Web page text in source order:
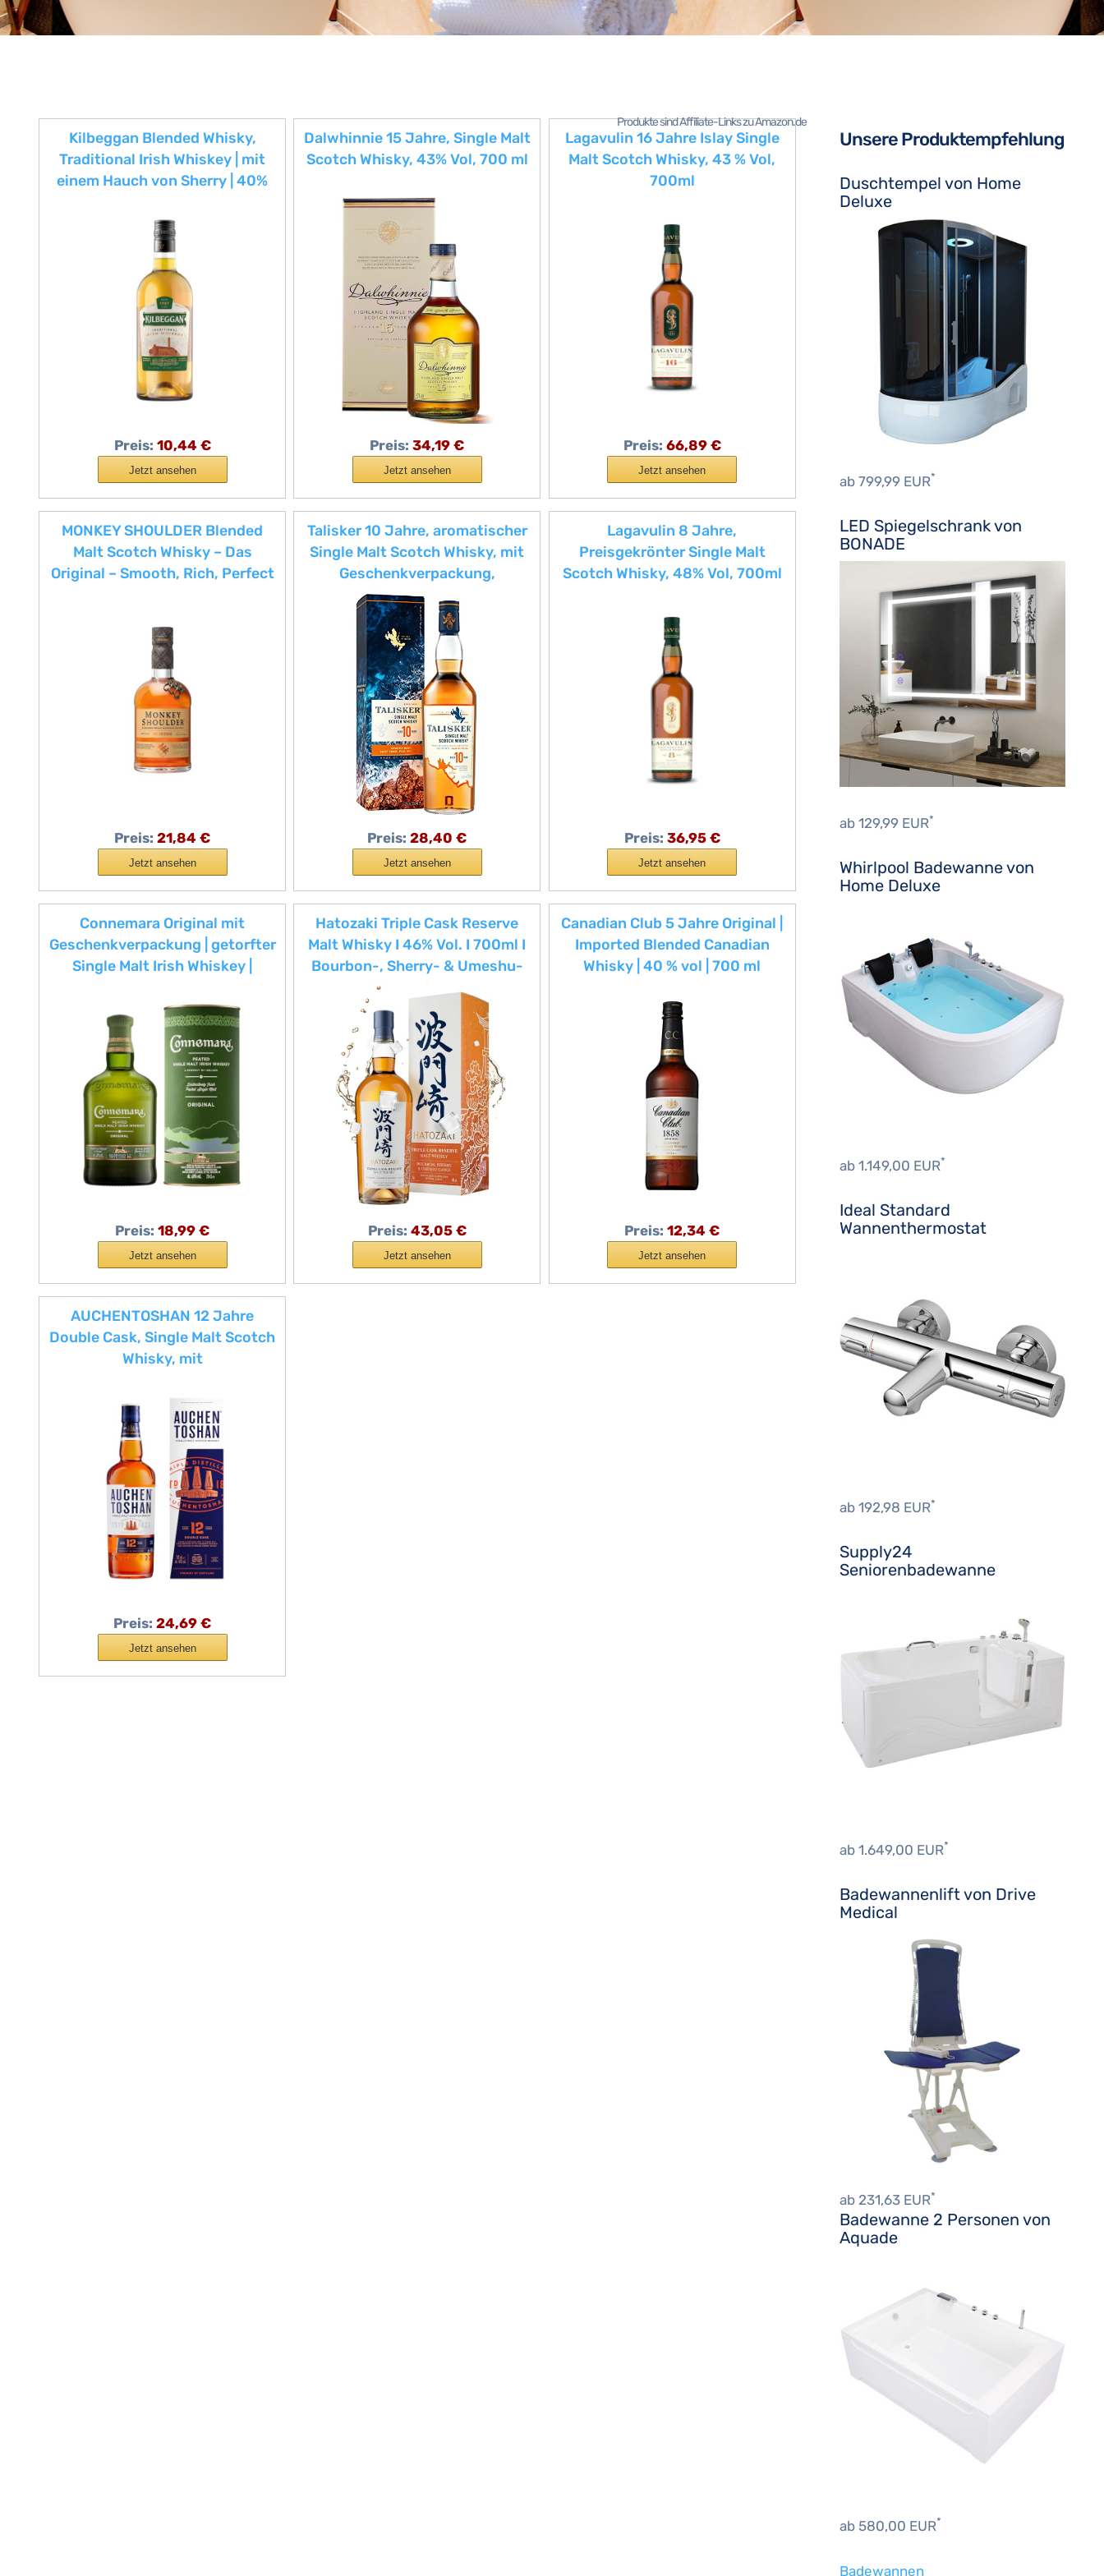
Produkte sind Affiliate-Links zu Amazon.de
Kilbeggan Blended Whisky,
Traditional Irish Whiskey | mit
einem Hauch von Sherry | 40%
Preis: 10,44 €
Jetzt ansehen
Dalwhinnie 15 Jahre, Single Malt
Scotch Whisky, 43% Vol, 700 ml
Preis: 34,19 €
Jetzt ansehen
Lagavulin 16 Jahre Islay Single
Malt Scotch Whisky, 43 % Vol,
700ml
Preis: 66,89 €
Jetzt ansehen
MONKEY SHOULDER Blended
Malt Scotch Whisky – Das
Original – Smooth, Rich, Perfect
Fashioned cocktail – mehrfach
preisgekrönt – 40% vol. – 70 cl
Preis: 21,84 €
Jetzt ansehen
Talisker 10 Jahre, aromatischer
Single Malt Scotch Whisky, mit
Geschenkverpackung,
handverlesen von der
schottischen Insel Skye, 45,8%
vol, 700ml Einzelflasche
Preis: 28,40 €
Jetzt ansehen
Lagavulin 8 Jahre,
Preisgekrönter Single Malt
Scotch Whisky, 48% Vol, 700ml
Preis: 36,95 €
Jetzt ansehen
Connemara Original mit
Geschenkverpackung | getorfter
Single Malt Irish Whiskey |
700ml Einzelflasche
Preis: 18,99 €
Jetzt ansehen
Hatozaki Triple Cask Reserve
Malt Whisky I 46% Vol. I 700ml I
Bourbon-, Sherry- & Umeshu-
Fassreifung I Aromen von
schwarzem Tee, Vanille &
Aprikosen I Japanischer Whisky
aus der Kaikyō Distillery
Preis: 43,05 €
Jetzt ansehen
Canadian Club 5 Jahre Original |
Imported Blended Canadian
Whisky | 40 % vol | 700 ml
Preis: 12,34 €
Jetzt ansehen
AUCHENTOSHAN 12 Jahre
Double Cask, Single Malt Scotch
Whisky, mit
Karamellgeschmack und
fruchtigen Aromen, 40 Prozent
Vol, 700ml Einzelflasche
Preis: 24,69 €
Jetzt ansehen
Unsere Produktempfehlung
Duschtempel von Home
Deluxe
ab 799,99 EUR*
LED Spiegelschrank von
BONADE
ab 129,99 EUR*
Whirlpool Badewanne von
Home Deluxe
ab 1.149,00 EUR*
Ideal Standard
Wannenthermostat
ab 192,98 EUR*
Supply24
Seniorenbadewanne
ab 1.649,00 EUR*
Badewannenlift von Drive
Medical
ab 231,63 EUR*
Badewanne 2 Personen von
Aquade
ab 580,00 EUR*
Badewannen